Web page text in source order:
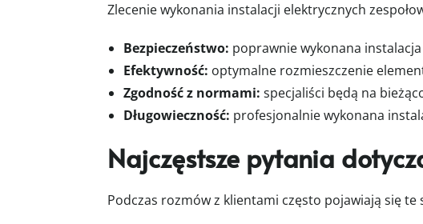
Zlecenie wykonania instalacji elektrycznych
Bezpieczeństwo: poprawnie wykonana
Efektywność: optymalne rozmieszczenie
Zgodność z normami: specjaliści będą na
Długowieczność: profesjonalnie wykonana
Najczęstsze pytania
Podczas rozmów z klientami często pojawiają się te